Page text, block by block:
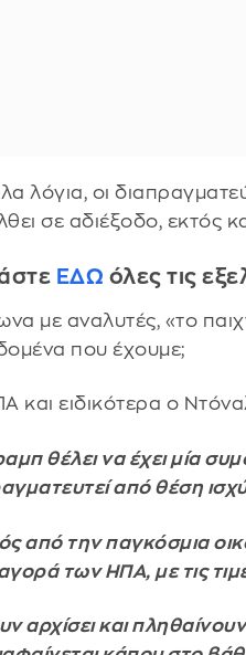
λόγια, οι
σε αδιέξοδο, εκτός
ΕΔΩ όλες τις
με αναλυτές, «το
που έχουμε;
και ειδικότερα ο
θέλει να έχει μία
από θέση
από την παγκόσμια
των ΗΠΑ, με τις
αρχίσει και